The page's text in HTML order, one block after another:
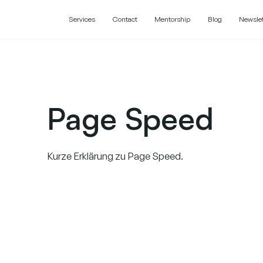
Services Contact Mentorship Blog
Page Speed
Kurze Erklärung zu Page Speed.